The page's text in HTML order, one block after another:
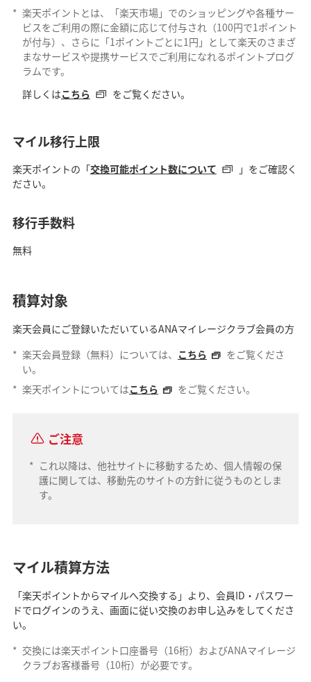
* 楽天ポイントとは、「楽天市場」でのショッピングや各種サー
ビスをご利用の際に金額に応じて付与され（100円で1ポイント
が付与）、さらに「1ポイントごとに1円」として楽天のさまざ
まなサービスや提携サービスでご利用になれるポイントプログ
ラムです。
詳しくはこちら をご覧ください。
マイル移行上限
楽天ポイントの「交換可能ポイント数について
」をご確認く
ださい。
移行手数料
無料
積算対象
楽天会員にご登録いただいているANAマイレージクラブ会員の方
* 楽天会員登録（無料）については、 こちら
をご覧くださ
い。
* 楽天ポイントについてはこちら をご覧ください。
ご注意
* これ以降は、他社サイトに移動するため、個人情報の保
護に関しては、移動先のサイトの方針に従うものとしま
す。
マイル積算方法
「楽天ポイントからマイルへ交換する」より、会員ID・パスワー
ドでログインのうえ、画面に従い交換のお申し込みをしてくださ
い。
* 交換には楽天ポイント口座番号（16桁）およびANAマイレージ
クラブお客様番号（10桁）が必要です。